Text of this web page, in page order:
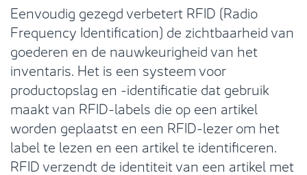
Eenvoudig gezegd verbetert RFID (Radio
Frequency Identification) de zichtbaarheid van
goederen en de nauwkeurigheid van het
inventaris. Het is een systeem voor
productopslag en -identificatie dat gebruik
maakt van RFID-labels die op een artikel
worden geplaatst en een RFID-lezer om het
label te lezen en een artikel te identificeren.
RFID verzendt de identiteit van een artikel met